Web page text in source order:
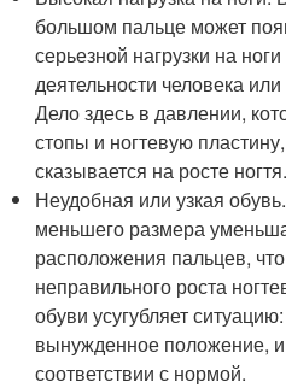
большом пальце может
серьезной нагрузки на
деятельности человека
Дело здесь в давлении,
стопы и ногтевую
сказывается на росте ногтя.
Неудобная или узкая
меньшего размера
расположения пальцев,
неправильного роста
обуви усугубляет
вынужденное положение, и
соответствии с нормой.